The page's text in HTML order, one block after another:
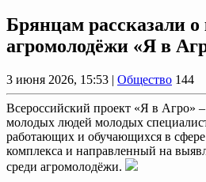
Брянцам рассказали о
агромолодёжи «Я в
3 июня 2026, 15:53 | Общество 144
Всероссийский проект «Я в Агро»
молодых людей молодых
работающих и обучающихся в
комплекса и направленный на
среди агромолодёжи.